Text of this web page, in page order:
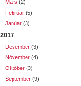
Mars (2)
Febrúar (5)
Janúar (3)
2017
Desember (3)
Nóvember (4)
Október (3)
September (9)